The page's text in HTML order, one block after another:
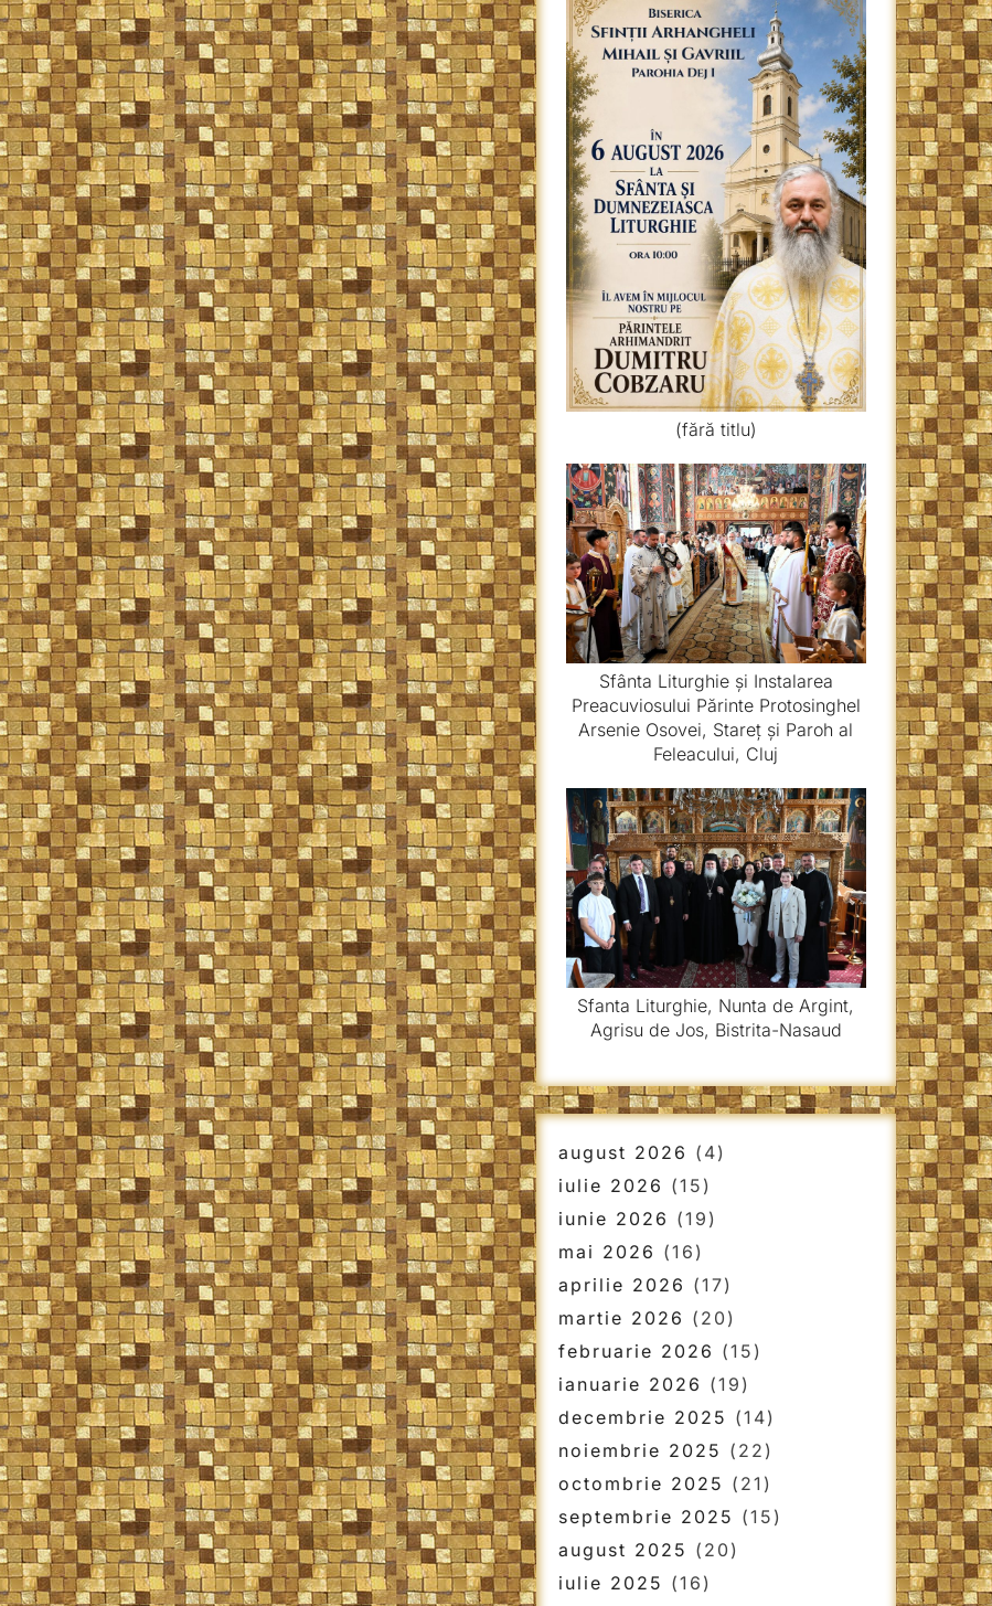
(fără titlu)
Sfânta Liturghie și Instalarea
Preacuviosului Părinte Protosinghel
Arsenie Osovei, Stareț și Paroh al
Feleacului, Cluj
Sfanta Liturghie, Nunta de Argint,
Agrisu de Jos, Bistrita-Nasaud
august 2026 (4)
iulie 2026 (15)
iunie 2026 (19)
mai 2026 (16)
aprilie 2026 (17)
martie 2026 (20)
februarie 2026 (15)
ianuarie 2026 (19)
decembrie 2025 (14)
noiembrie 2025 (22)
octombrie 2025 (21)
septembrie 2025 (15)
august 2025 (20)
iulie 2025 (16)